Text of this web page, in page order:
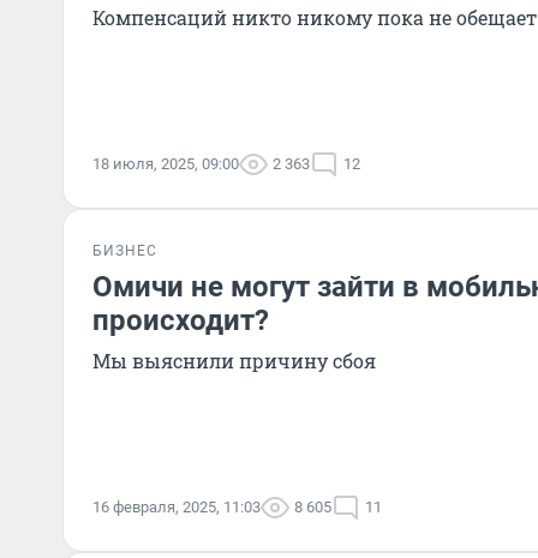
Компенсаций никто никому пока не обещает
18 июля, 2025, 09:00 2 363 12
БИЗНЕС
Омичи не могут зайти в
происходит?
Мы выяснили причину сбоя
16 февраля, 2025, 11:03 8 605 11